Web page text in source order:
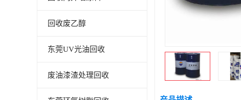
回收废乙醇
东莞UV光油回收
废油漆渣处理回收